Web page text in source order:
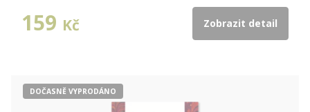
159 Kč Zobrazit detail
DOČASNĚ VYPRODÁNO